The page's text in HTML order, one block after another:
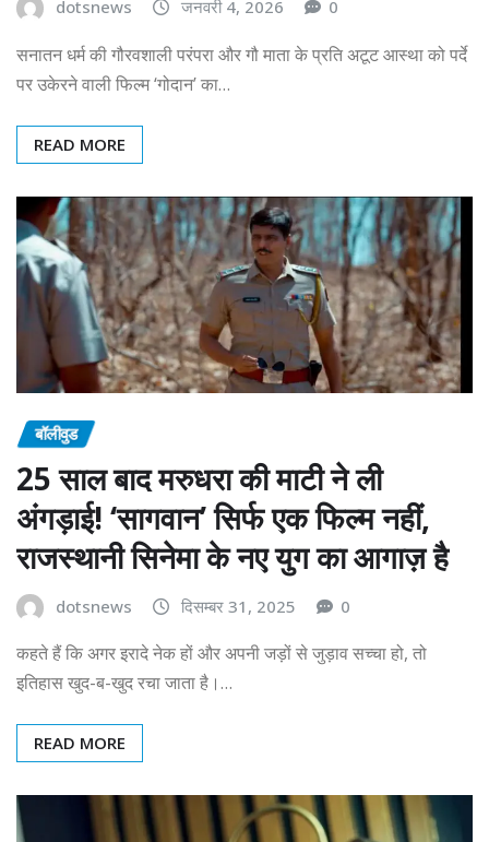
dotsnews जनवरी 4, 2026 0
सनातन धर्म की गौरवशाली परंपरा और गौ माता के प्रति अटूट आस्था को पर्दे
पर उकेरने वाली फिल्म ‘गोदान’ का…
READ MORE
बॉलीवुड
25 साल बाद मरुधरा की माटी ने ली
अंगड़ाई! ‘सागवान’ सिर्फ एक फिल्म नहीं,
राजस्थानी सिनेमा के नए युग का आगाज़ है
dotsnews दिसम्बर 31, 2025 0
कहते हैं कि अगर इरादे नेक हों और अपनी जड़ों से जुड़ाव सच्चा हो, तो
इतिहास खुद-ब-खुद रचा जाता है।…
READ MORE